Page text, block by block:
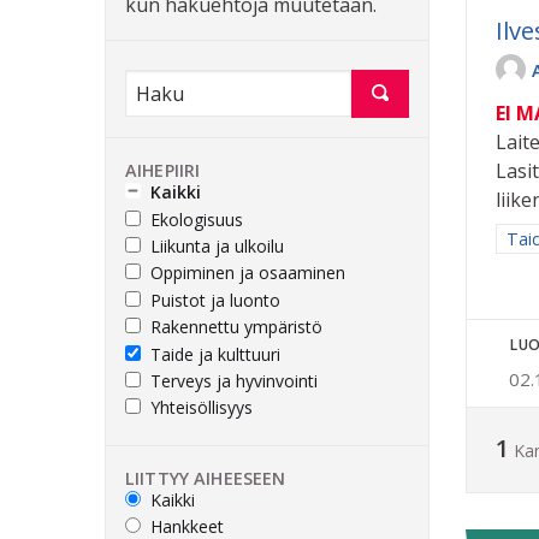
AIHEPIIRI
Kaikki
Ekologisuus
Liikunta ja ulkoilu
Oppiminen ja osaaminen
Puistot ja luonto
Rakennettu ympäristö
Taide ja kulttuuri
Terveys ja hyvinvointi
Yhteisöllisyys
LIITTYY AIHEESEEN
Kaikki
Hankkeet
EI
1